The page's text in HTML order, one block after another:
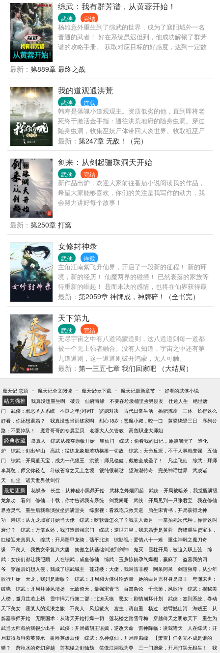
综武：我有群芳谱，从黄蓉开始！
武侠 完结
杨雄意外重生到了综武的世界，成为了襄阳城外一名
普通的武者！ 好在系统虽迟但到，他成功解锁了群芳
谱的攻略手册。 获取对应目标的好感度，达到一定数
之旅。 黄蓉：不要在我寂寞的时候说爱我，除非你真
的能给予我快乐！ 李莫愁：我千不该万不该，最不该
的就是招惹了他； 宁中则：这一世最幸运的事，就是
遇见了他！ 祝玉妍：有了他，我不再谈阴癸派大
计…… 李青萝、邀月、怜星、碧秀心、傅君婥、蓝凤
凰、阿九、霍青桐、灭绝师太等一个个绝世红颜陆续
沦陷，谁说红颜祸水，这都成海洋了！
最新： 第889章 最终之战
我的道观通洪荒
武侠 连载
韩寿是落魄小道观观主。资质低劣的他，直到即将老
死终于激活金手指：通往洪荒地府的随身虫洞。穿过
随身虫洞，收集巫妖尸体带回大炎世界。收取祖巫尸
体偷渡带走，点化精血化作黄巾力士，力震山河！收
取太一尸体偷渡带走，炼制成僵偷天换日，重造煌煌
大日！收取玄武尸体偷渡带走，提取血脉精华，移山
倒海徒手造陆！……于是一尊两界穿行者横空出世！
最新： 第247章 无敌！（完）
剑来：从剑起骊珠洞天开始
武侠 完结
新作品出炉，欢迎大家前往番茄小说阅读我的作品，
希望大家能够喜欢，你们的关注是我写作的动力，我
会努力讲好每个故事！
最新： 第250章 打窝
女修封神录
武侠 连载
主角江南絮飞升仙界，开启了一段新的征程！ 新的环
境，新的经历！ 仙魔两界的碰撞！ 已然衰落的家族等
待重新的崛起！ 悬而未决的感情，也将在仙界获得最
后的结果！
最新： 第2059章 神牌成，神牌碎！（全书完）
天下第九
武侠 完结
无尽宇宙之中有八道鸿蒙道则，这八道道则每一道都
被一个无上强者融合。没有人知道，宇宙之中还有第
九道道则，这一道道则破开鸿蒙，无人可触。
最新： 第一三五七章 我们回家吧 （大结局）
魔天记 忘语 - 魔天记全文阅读 - 魔天记txt下载 - 魔天记最新章节 - 好看的武侠小说
站内强推 我真没想重生啊 破云 仙府奇缘 不要在垃圾桶里捡男朋友 仕途人生
绝世唐
门
武侠：邪恶圣人系统 不良之年少轻狂 婆媳对决 古代日常生活 挑肥拣瘦 三体
长得这么
好看，你还想退婚？
我真没想当训练家啊 甜心18岁：恶魔小叔，咬一口 黄粱绕梁三日
序列公
路：不要掉队！
魔君哥哥的专属宝贝 老婆大人欠管教 高危职业大师姐
经典收藏 蛊真人 综武从掠夺康敏开始 望仙门 综武：偷看我的日记，师娘崩溃了
造化
炉
综武：剑出华山 高武：猛练龙象般若功横推一切敌 综武：天命反派，不干人事就变强
五仙
门
综武：开局董天宝，成为一代狠王 洪荒：师兄稳健，截教全成圣了！ 凡尘飞仙
综武：拜师
李莫愁，师父你轻点
斗破苍穹之无上之境 很纯很萌哒 望海潮传奇 完美神话世界
武凌诸
天
仙尘 诸天世界仗剑行
最近更新 花蝶杀 长生：从神秘小黑鼎开始 武林之烽烟四起
武侠：开局被暗杀，我觉醒满级
龙象功
看剑 修仙二十载，你才告诉我有系统 剑意阑珊 武侠：开局见到一只张君宝
我在修仙
界抢灵气
重生后我靠演技坐拥满堂夫 综影视：看戏吃瓜救天道
胎生宋青书，开局获得龙神
功
港综：从九龙城寨开始当大佬 综武：吃软饭怎么了？我夫人邀月
一掌拍死次代种，你管这叫
衰仔？
综武：万倍返还，我打造最强宗门 综武：逆世刀皇，我未婚妻是黄蓉
萧峰重生贾宝玉，
红楼迎来真男人
综武：开局墨甲龙骑，荡平北凉 综影视：爱情八十一难
重生神雕之魔刀奇
缘
不良人：我携女帝复兴大唐 笑傲之从基础剑法到剑神 鬼灭：雪柱开局，被迫入职上弦
综
武：女侠们都让我照顾
人在综武，咸鱼修仙 综武：玉燕惊鲵孕气爆棚，赢麻了
盗墓我的四
爷
穿越后幻想入侵，我成了综武域主 莲花楼：大佬，我叫笛非樱 阿呆阿呆
剑道独尊，从少年
歌行开始
天龙，我妈是康敏？ 综武：开局和大侠讨论酒量 她的白月光替身是蛊王
穹渊末世：
破晓
综武：开局拜师风清扬 无敌倚天，最强宋青书 百篇杂论 千念策，凤歌行
综武：揭秘美
人榜，邀月芷若上榜
雪中悍刀行第二部：北凉天狼 恶女：剧情崩坏计划
武侠：签到系统，卷动
天下美女
霍某人的流浪之旅 不良人：风起萤火 宫主，请自重 杨过：独臂撼山河
海贼王：从
炼器宗师开始
无限国术：从诸天开始打爆一切 莲花楼之踏雪寻梅 穿越倚天之明教天下
重生为
武当太师叔的我很少出手
武侠：开局截胡王语嫣，逆改天命 雷神降临：凌驾诸天
人在综武：开
局获得慕容紫英传承
射雕英雄后传 综武：杀神修仙，开局即巅峰
【萧雷】任务完不成是谁的
错？
萧秋水的奇幻穿越 莲花楼之剑仙劫 笑傲江湖我为尊 三一门腕豪，开局打哭无根生！ 我